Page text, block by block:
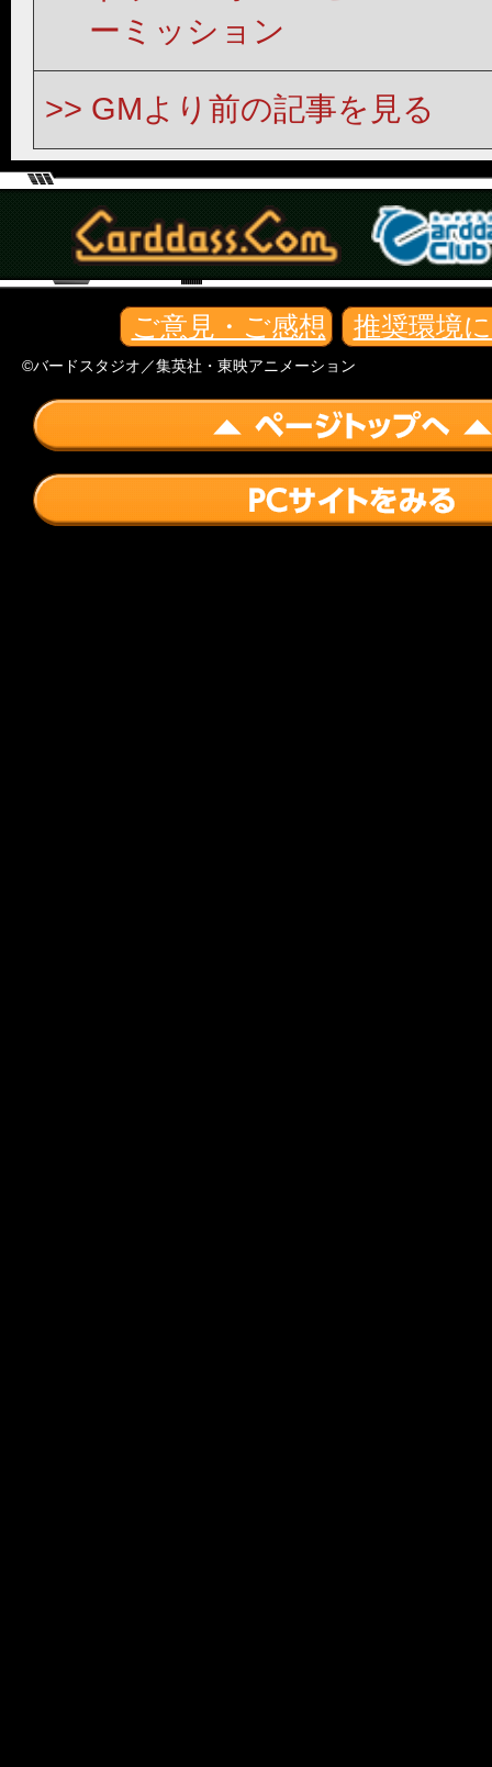
ーミッション
GMより前の記事を見る
ご意見・ご感想 推奨環境
©バードスタジオ／集英社・東映アニメーション